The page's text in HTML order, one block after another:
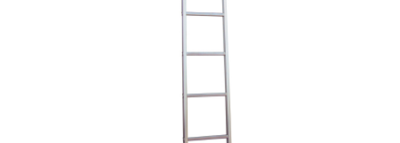
DOMESTICI SCALE SGABELLI
RAMPE DI CARICO E PASSERELLE